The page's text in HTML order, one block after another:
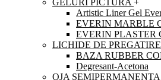
GELURI PICTURA +
Artistic Liner Gel
EVERIN MARBLE
EVERIN PLASTER
LICHIDE DE PREGATIRE
BAZA RUBBER
Degresant-Acetona
OJA SEMIPERMANENTA